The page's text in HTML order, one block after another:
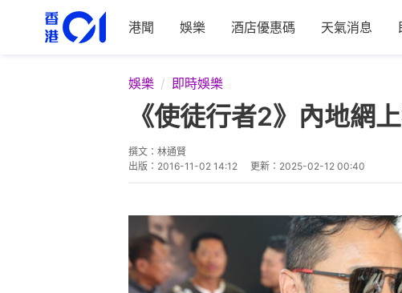
港聞 娛樂 酒店優惠碼 天氣消息
娛樂 即時娛樂
《使徒行者2》內地網
撰文： 林通賢
出版： 2016-11-02 14:12 更新： 2025-02-12 00:40